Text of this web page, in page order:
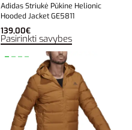
Adidas Striukė Pūkine Helionic
Hooded Jacket GE5811
139,00€
Pasirinkti savybes